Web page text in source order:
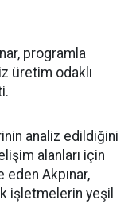
programla
üretim odaklı
analiz edildiğini
alanları için
Akpınar,
işletmelerin yeşil